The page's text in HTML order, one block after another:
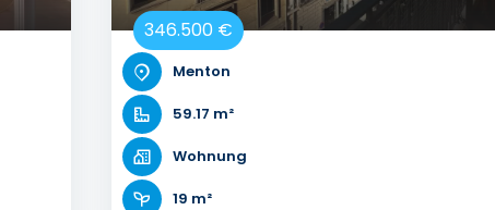
346.500 €
Menton
59.17 m²
Wohnung
19 m²